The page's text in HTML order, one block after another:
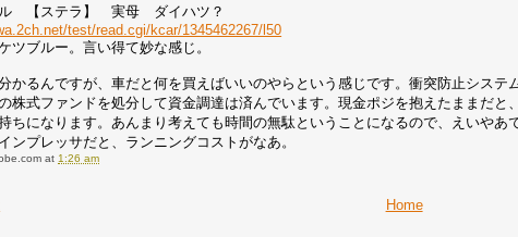
【ステラ】 実母 ダイハツ？
test/read.cgi/kcar/1345462267/l50
ツブルー。言い得て妙な感じ。
かるんですが、車だと何を買えばいいのやらという感じです。衝突防止システ
株式ファンドを処分して資金調達は済んでいます。現金ポジを抱えたままだ
ちになります。あんまり考えても時間の無駄ということになるので、えいや
ンプレッサだと、ランニングコストがなあ。
at 1:26 am
Home